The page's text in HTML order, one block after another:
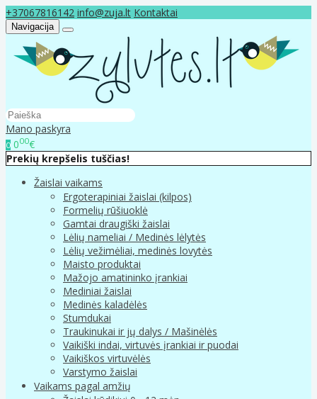
+37067816142 info@zuja.lt Kontaktai
Navigacija
Mano paskyra
0 000€
Prekių krepšelis tuščias!
Žaislai vaikams
Ergoterapiniai žaislai (kilpos)
Formelių rūšiuoklė
Gamtai draugiški žaislai
Lėlių nameliai / Medinės lėlytės
Lėlių vežimėliai, medinės lovytės
Maisto produktai
Mažojo amatininko įrankiai
Mediniai žaislai
Medinės kaladėlės
Stumdukai
Traukinukai ir jų dalys / Mašinėlės
Vaikiški indai, virtuvės įrankiai ir puodai
Vaikiškos virtuvėlės
Varstymo žaislai
Vaikams pagal amžių